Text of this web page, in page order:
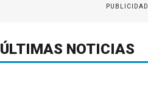
PUBLICIDAD
ÚLTIMAS NOTICIAS